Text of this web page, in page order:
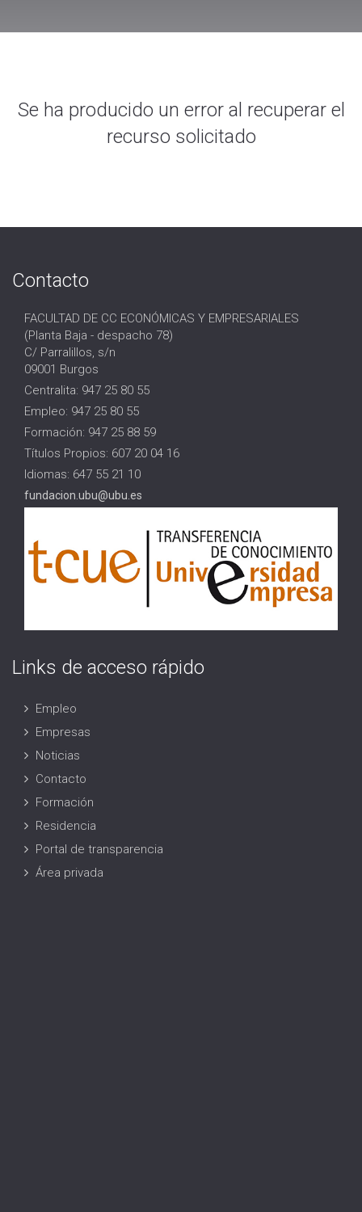
Se ha producido un error al recuperar el
recurso solicitado
Contacto
FACULTAD DE CC ECONÓMICAS Y EMPRESARIALES
(Planta Baja - despacho 78)
C/ Parralillos, s/n
09001 Burgos
Centralita: 947 25 80 55
Empleo: 947 25 80 55
Formación: 947 25 88 59
Títulos Propios: 607 20 04 16
Idiomas: 647 55 21 10
fundacion.ubu@ubu.es
Links de acceso rápido
Empleo
Empresas
Noticias
Contacto
Formación
Residencia
Portal de transparencia
Área privada